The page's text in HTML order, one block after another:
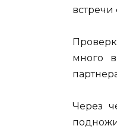
встречи
много
Через